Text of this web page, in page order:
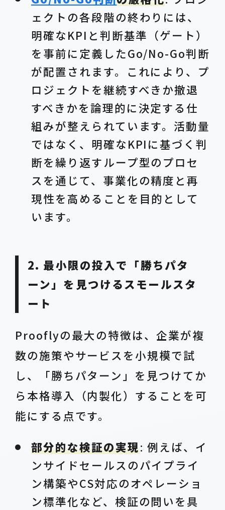
ェクトの各段階の終わりには、
明確なKPIと判断基準（ゲート）
を事前に定義したGo/No-Go判断
が配置されます。これにより、プ
ロジェクトを継続すべきか撤退
すべきかを論理的に決定する仕
組みが整えられています。活動量
ではなく、明確なKPIに基づく判
断を繰り返すループ型のプロセ
スを通じて、事業化の精度と再
現性を高めることを目的として
います。
2. 最小限の投入で「勝ちパタ
ーン」を見つけるスモールスタ
ート
Prooflyの最大の特徴は、企業が複
数の施策やサービスを小規模で試
し、「勝ちパターン」を見つけてか
ら本格導入（内製化）することを可
能にする点です。
部分的な検証の実現: 例えば、イ
ンサイドセールスのパイプライ
ン構築やCS対応のオペレーショ
ン標準化など、検証の問いを具